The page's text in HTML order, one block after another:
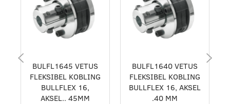
BULFL1645 VETUS
FLEKSIBEL KOBLING
BULLFLEX 16,
AKSEL.. 45MM
BULFL1640 VETUS
FLEKSIBEL KOBLING
BULLFLEX 16, AKSEL
.40 MM